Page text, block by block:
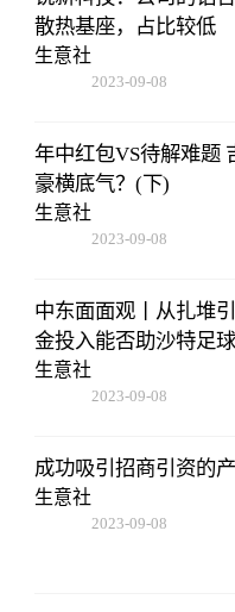
散热基座，占比较低
生意社
2023-09-08
年中红包VS待解难题
豪横底气？(下)
生意社
2023-09-08
中东面面观丨从扎堆
金投入能否助沙特足
生意社
2023-09-08
成功吸引招商引资的
生意社
2023-09-08